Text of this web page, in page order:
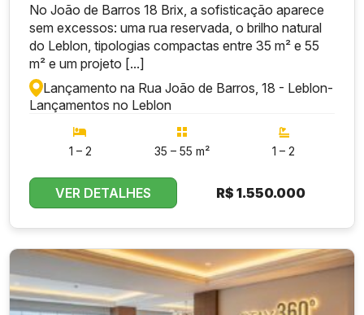
No João de Barros 18 Brix, a sofisticação aparece
sem excessos: uma rua reservada, o brilho natural
do Leblon, tipologias compactas entre 35 m² e 55
m² e um projeto [...]
Lançamento na Rua João de Barros, 18 - Leblon-
Lançamentos no Leblon
1 – 2 35 – 55 m² 1 – 2
VER DETALHES R$ 1.550.000